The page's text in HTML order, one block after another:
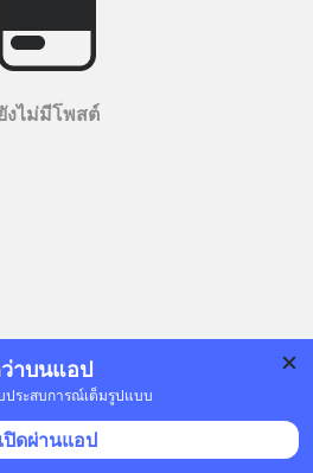
าบนแอป
ประสบการณ์เต็มรูปแบบ
เปิดผ่านแอป
งไม่มีโพสต์